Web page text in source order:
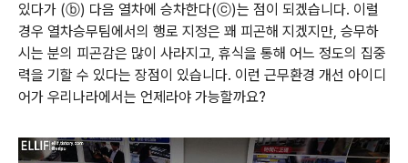
있다가 (ⓑ) 다음 열차에 승차한다(ⓒ)는 점이 되겠습니다. 이럴
경우 열차승무팀에서의 행로 지정은 꽤 피곤해 지겠지만, 승무하
시는 분의 피곤감은 많이 사라지고, 휴식을 통해 어느 정도의 집중
력을 기할 수 있다는 장점이 있습니다. 이런 근무환경 개선 아이디
어가 우리나라에서는 언제라야 가능할까요?